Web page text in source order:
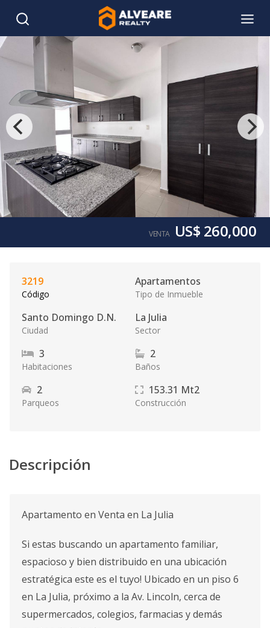
VENTA US$ 260,000
3219
Código
Apartamentos
Tipo de Inmueble
Santo Domingo D.N.
Ciudad
La Julia
Sector
3
Habitaciones
2
Baños
2
Parqueos
153.31 Mt2
Construcción
Descripción
Apartamento en Venta en La Julia
Si estas buscando un apartamento familiar,
espacioso y bien distribuido en una ubicación
estratégica este es el tuyo! Ubicado en un piso 6
en La Julia, próximo a la Av. Lincoln, cerca de
supermercados, colegios, farmacias y demás